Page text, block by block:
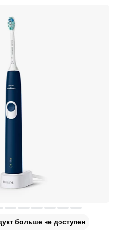
больше не доступен